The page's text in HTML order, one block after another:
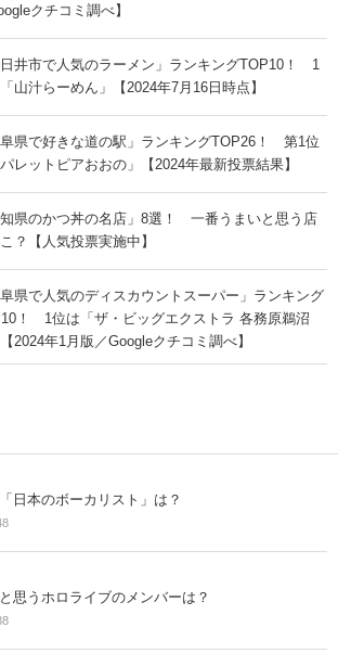
クチコミ調べ】
日井市で人気のラーメン」ランキングTOP10！ 1
山汁らーめん」【2024年7月16日時点】
阜県で好きな道の駅」ランキングTOP26！ 第1位
レットピアおおの」【2024年最新投票結果】
知県のかつ丼の名店」8選！ 一番うまいと思う店
？【人気投票実施中】
阜県で人気のディスカウントスーパー」ランキング
！ 1位は「ザ・ビッグエクストラ 各務原鵜沼
2024年1月版／Googleクチコミ調べ】
日本のボーカリスト」は？
思うホロライブのメンバーは？